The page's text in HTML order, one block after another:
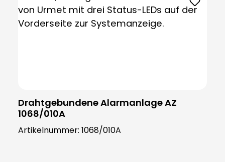
Drahtgebundene Alarmanlage AZ
1068/010A
Artikelnummer: 1068/010A